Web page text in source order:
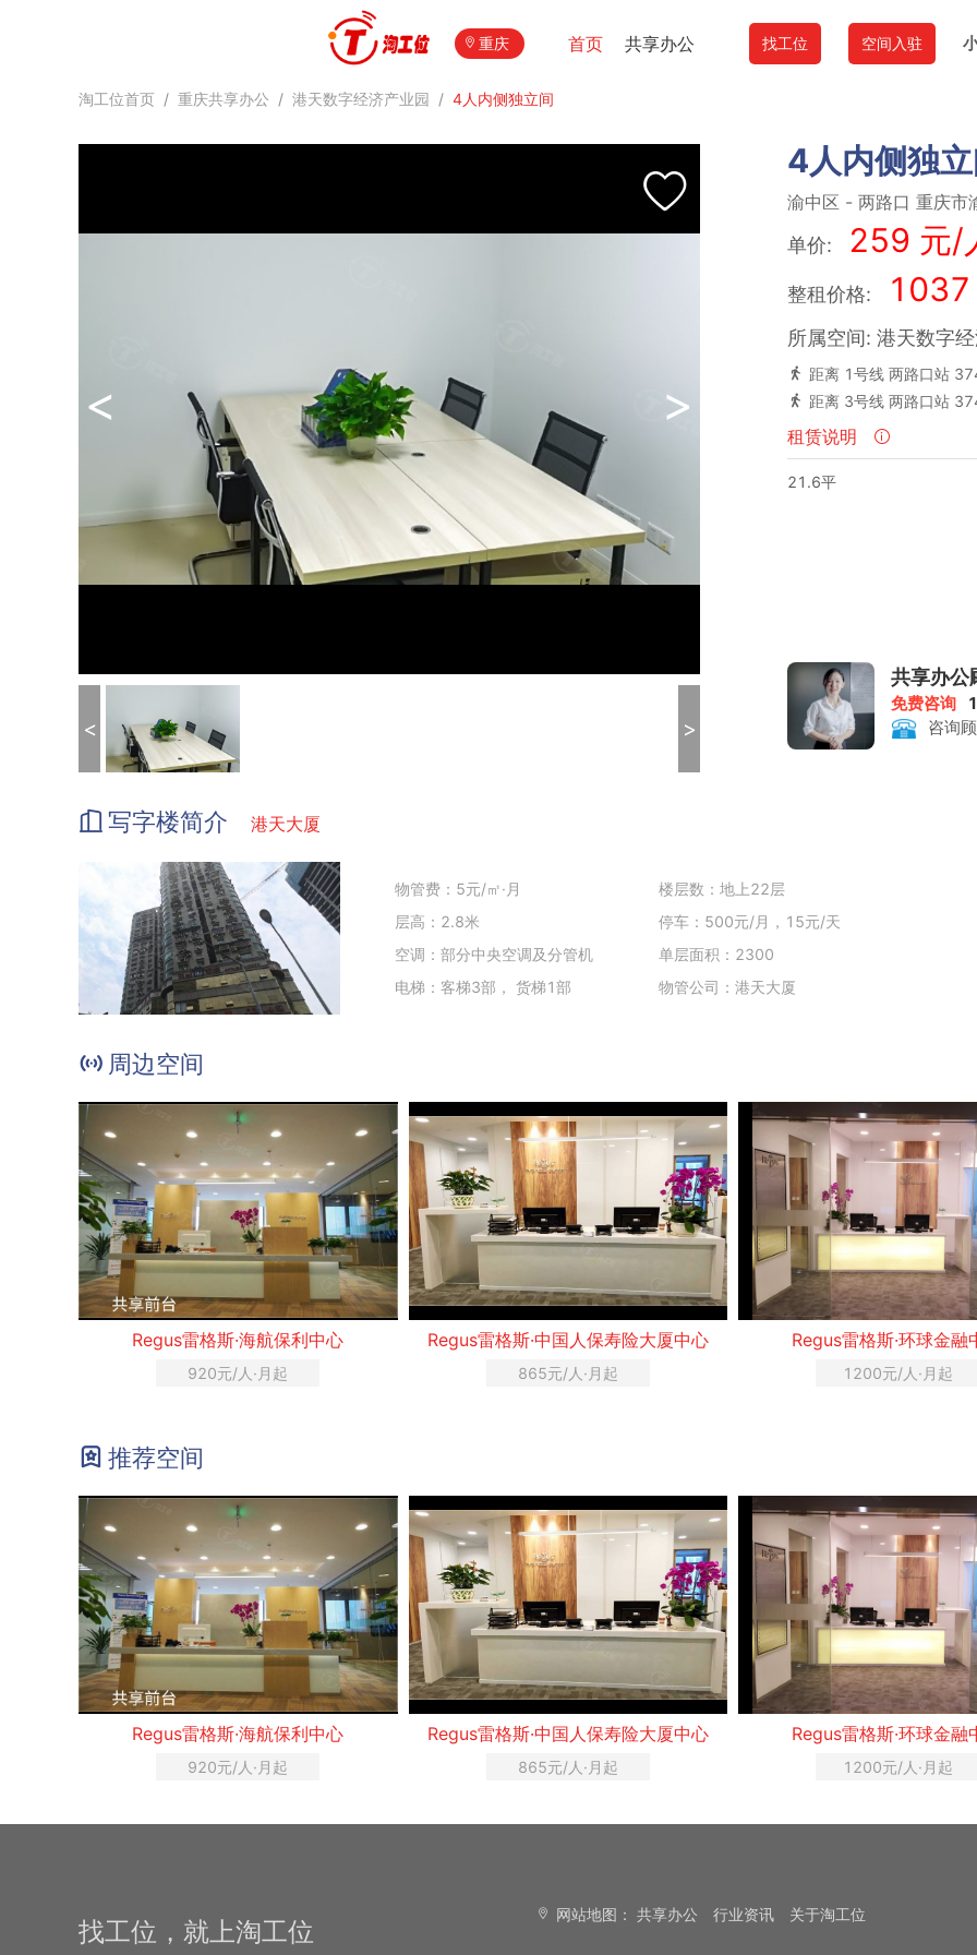
重庆 首页 共享办公 找工位 空间入驻
淘工位首页 / 重庆共享办公 / 港天数字经济产业园 / 4人内侧独立间
< >
< >
4人内侧独
渝中区 - 两路口 重庆市
单价: 259 元/
整租价格:
所属空间: 港天数字
距离 1号线 两路口站
距离 3号线 两路口站
租赁说明
21.6平
共享办公
免费咨询
咨询
写字楼简介 港天大厦
物管费：5元/㎡·月
层高：2.8米
空调：部分中央空调及分管机
电梯：客梯3部， 货梯1部
楼层数：地上22层
停车：500元/月，15元/天
单层面积：2300
物管公司：港天大厦
周边空间
Regus雷格斯·海航保利中心
920元/人·月起
Regus雷格斯·中国人保寿险大厦中心
865元/人·月起
Regus雷格斯·环球金融
1200元/人·月起
推荐空间
Regus雷格斯·海航保利中心
920元/人·月起
Regus雷格斯·中国人保寿险大厦中心
865元/人·月起
Regus雷格斯·环球金融
1200元/人·月起
找工位，就上淘工位
网站地图： 共享办公 行业资讯 关于淘工位